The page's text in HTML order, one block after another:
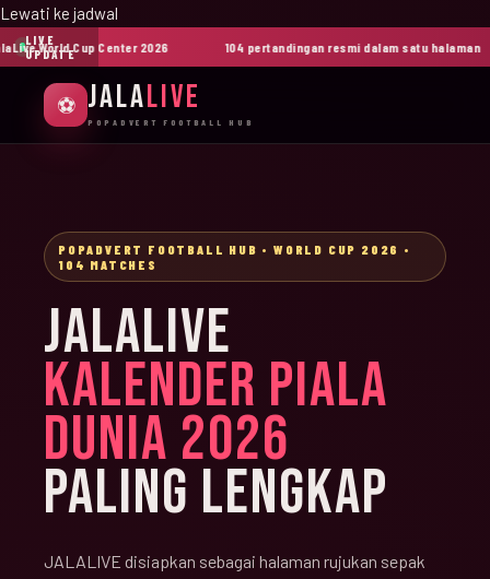
Lewati ke jadwal
LIVE
UPDATE
World Cup Center 2026 104 pertandingan resmi dalam satu halaman
⚽ JALALIVE
POPADVERT FOOTBALL HUB
POPADVERT FOOTBALL HUB • WORLD CUP 2026 •
104 MATCHES
JALALIVE
KALENDER PIALA
DUNIA 2026
PALING LENGKAP
JALALIVE disiapkan sebagai halaman rujukan sepak